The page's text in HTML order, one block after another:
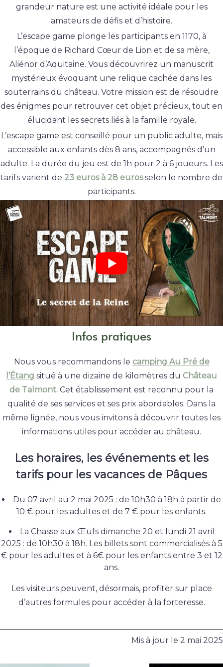
grandeur nature est une activité idéale pour les
amateurs de défis et d’histoire.
L’escape game plonge les participants en 1170, à
l’époque de Richard Cœur de Lion et de sa mère,
Aliénor d’Aquitaine. Vous découvrirez un manuscrit
mystérieux évoquant une relique cachée dans les
souterrains du château. Votre mission est de résoudre
des énigmes pour retrouver cet objet précieux, tout en
élucidant les secrets liés à la famille royale.
L’escape game est conseillé pour un public adulte, mais
accessible aux enfants dès 8 ans, accompagnés d’un
adulte. La durée du jeu est de 1h pour 2 à 6 joueurs. Les
tarifs varient de 23 euros à 28 eurosselon le nombre de
participants.
Infos pratiques
Nous vous recommandons le camping Au Pré de
l’Étang situé à une dizaine de kilomètres du Château
de Talmont. Cet établissement est reconnu pour la
qualité de ses services et ses prix abordables. Dans la
même lignée, nous vous invitons à découvrir toutes les
informations utiles pour accéder au château.
Les horaires, les événements et les
tarifs pour les vacances de Pâques
Du 07 avril au 2 mai 2025 : de 10h30 à 18h à partir de
10 € pour les adultes et de 7 € pour les enfants.
La Chasse aux Œufs dimanche 20 et lundi 21 avril
2025 : de 10h30 à 18h. Les billets sont commercialisés à 5
€ pour les adultes et à 6€ pour les enfants entre 3 et 12
ans.
Les visiteurs peuvent, désormais, profiter sur place
d’autres formules pour accéder à la forteresse.
Mis à jour le 2 mai 2025